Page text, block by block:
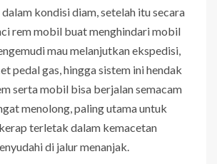
kondisi diam, setelah itu secara
rem mobil buat menghindari mobil
mau melanjutkan ekspedisi,
pedal gas, hingga sistem ini hendak
serta mobil bisa berjalan semacam
menolong, paling utama untuk
terletak dalam kemacetan
di jalur menanjak.